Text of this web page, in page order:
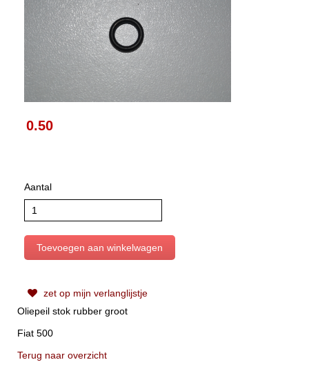
0.50
Aantal
zet op mijn verlanglijstje
Oliepeil stok rubber groot
Fiat 500
Terug naar overzicht